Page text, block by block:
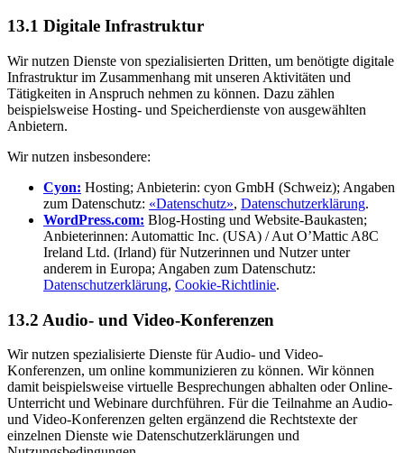
13.1 Digitale Infrastruktur
Wir nutzen Dienste von spezialisierten Dritten, um benötigte digitale
Infrastruktur im Zusammenhang mit unseren Aktivitäten und
Tätigkeiten in Anspruch nehmen zu können. Dazu zählen
beispielsweise Hosting- und Speicherdienste von ausgewählten
Anbietern.
Wir nutzen insbesondere:
Cyon: Hosting; Anbieterin: cyon GmbH (Schweiz); Angaben
zum Datenschutz: «Datenschutz», Datenschutzerklärung.
WordPress.com: Blog-Hosting und Website-Baukasten;
Anbieterinnen: Automattic Inc. (USA) / Aut O’Mattic A8C
Ireland Ltd. (Irland) für Nutzerinnen und Nutzer unter
anderem in Europa; Angaben zum Datenschutz:
Datenschutzerklärung, Cookie-Richtlinie.
13.2 Audio- und Video-Konferenzen
Wir nutzen spezialisierte Dienste für Audio- und Video-
Konferenzen, um online kommunizieren zu können. Wir können
damit beispielsweise virtuelle Besprechungen abhalten oder Online-
Unterricht und Webinare durchführen. Für die Teilnahme an Audio-
und Video-Konferenzen gelten ergänzend die Rechtstexte der
einzelnen Dienste wie Datenschutzerklärungen und